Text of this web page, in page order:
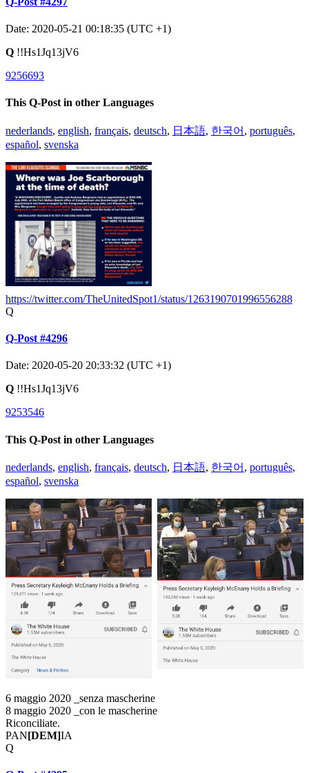
Date: 2020-05-21 00:18:35 (UTC +1)
Q !!Hs1Jq13jV6
9256693
This Q-Post in other Languages
nederlands, english, français, deutsch, 日本語, 한국어 , português,
español, svenska
https://twitter.com/TheUnitedSpot1/status/1263190701996556288
Q
Q-Post #4296
Date: 2020-05-20 20:33:32 (UTC +1)
Q !!Hs1Jq13jV6
9253546
This Q-Post in other Languages
nederlands, english, français, deutsch, 日本語, 한국어 , português,
español, svenska
6 maggio 2020 _senza mascherine
8 maggio 2020 _con le mascherine
Riconciliate.
PAN[DEM]IA
Q